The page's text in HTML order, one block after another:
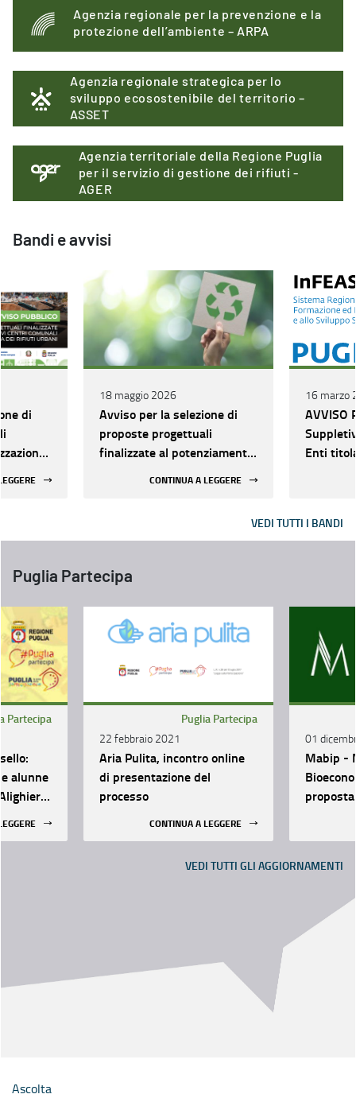
Agenzia regionale per la prevenzione e la
protezione dell’ambiente – ARPA
Agenzia regionale strategica per lo
sviluppo ecosostenibile del territorio –
ASSET
Agenzia territoriale della Regione Puglia
per il servizio di gestione dei rifiuti -
AGER
Bandi e avvisi
di
18 maggio 2026
Avviso per la selezione di
proposte progettuali
finalizzate al potenziamento
CONTINUA A LEGGERE
16 marzo
AVVISO
Enti
di
VEDI TUTTI I BANDI
Puglia Partecipa
Partecipa
alunne
Puglia Partecipa
22 febbraio 2021
Aria Pulita, incontro online
di presentazione del
processo
CONTINUA A LEGGERE
01
Mabip -
VEDI TUTTI GLI AGGIORNAMENTI
Ascolta